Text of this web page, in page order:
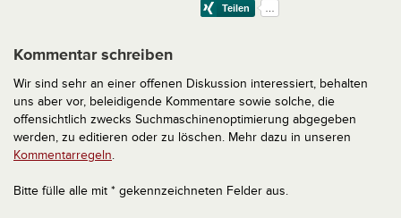
Kommentar schreiben
Wir sind sehr an einer offenen Diskussion interessiert, behalten
uns aber vor, beleidigende Kommentare sowie solche, die
offensichtlich zwecks Suchmaschinenoptimierung abgegeben
werden, zu editieren oder zu löschen. Mehr dazu in unseren
Kommentarregeln.
Bitte fülle alle mit * gekennzeichneten Felder aus.